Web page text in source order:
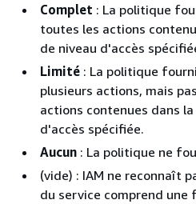
Complet : La politique
toutes les actions
de niveau d'accès
Limité : La politique
plusieurs actions, mais
actions contenues dans
d'accès spécifiée.
Aucun : La politique ne
(vide) : IAM ne reconnaît
du service comprend